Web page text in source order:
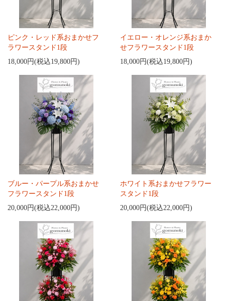
ピンク・レッド系おまかせフ
ラワースタンド1段
18,000円(税込19,800円)
イエロー・オレンジ系おまか
せフラワースタンド1段
18,000円(税込19,800円)
ブルー・パープル系おまかせ
フラワースタンド1段
20,000円(税込22,000円)
ホワイト系おまかせフラワー
スタンド1段
20,000円(税込22,000円)